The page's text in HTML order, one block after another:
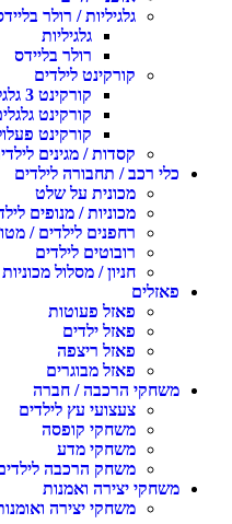
גלגיליות / רולר
גלגיליות
רולר בליידס
קורקינט לילדים
קורקינט 3 גלגלים
קורקינט
קורקינט
קסדות / מגינים
כלי רכב / תחבורה לילדים
מכונית על שלט
מכוניות / מנופים
רחפנים לילדים /
רובוטים לילדים
חניון / מסלול
פאזלים
פאזל פעוטות
פאזל ילדים
פאזל ריצפה
פאזל מבוגרים
משחקי הרכבה / חברה
צעצועי עץ לילדים
משחקי קופסה
משחקי מדע
משחק הרכבה
משחקי יצירה ואמנות
משחקי יצירה